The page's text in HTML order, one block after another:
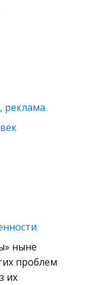
реклама
право
ныне
проблем
их